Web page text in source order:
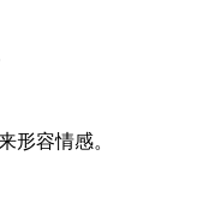
形容情感。